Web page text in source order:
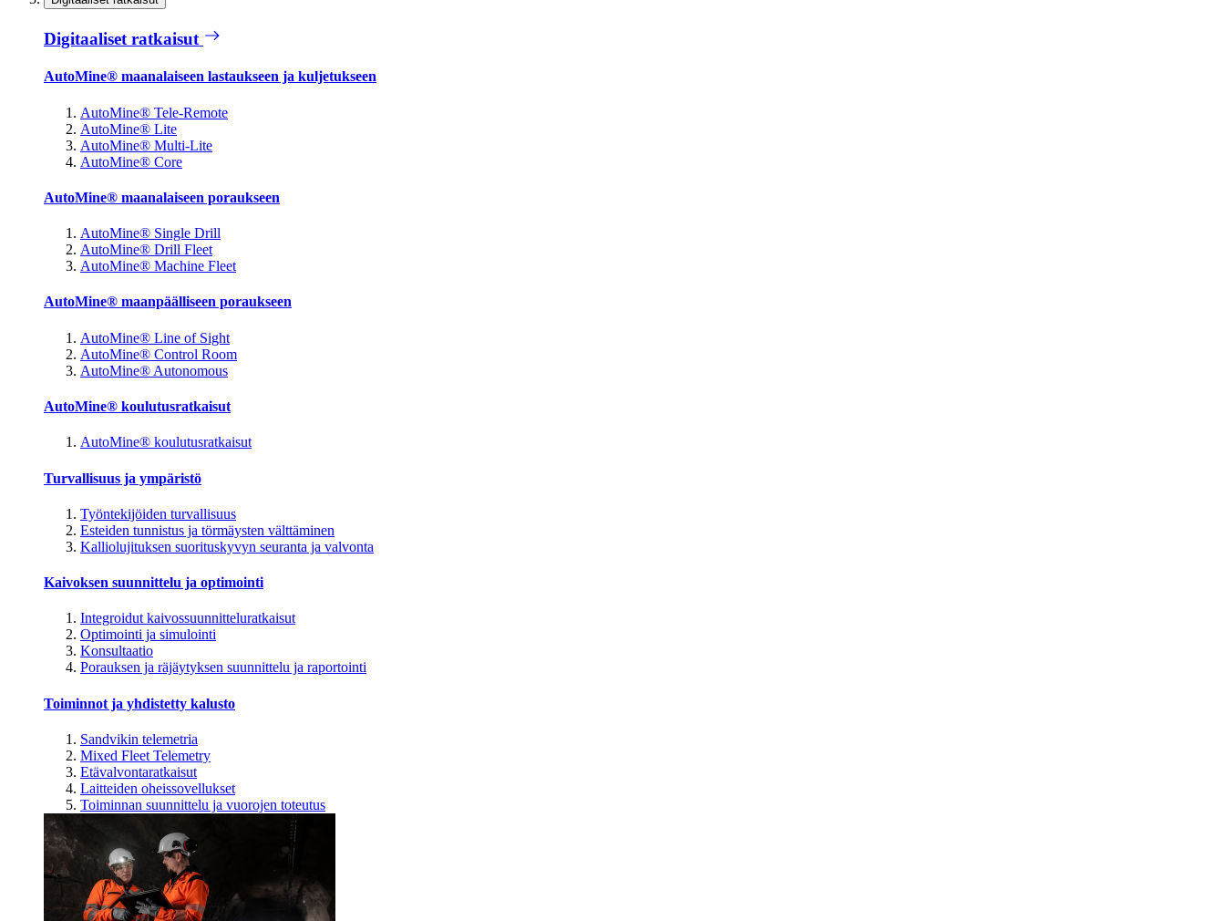
Digitaaliset ratkaisut
AutoMine® maanalaiseen lastaukseen ja kuljetukseen
AutoMine® Tele-Remote
AutoMine® Lite
AutoMine® Multi-Lite
AutoMine® Core
AutoMine® maanalaiseen poraukseen
AutoMine® Single Drill
AutoMine® Drill Fleet
AutoMine® Machine Fleet
AutoMine® maanpäälliseen poraukseen
AutoMine® Line of Sight
AutoMine® Control Room
AutoMine® Autonomous
AutoMine® koulutusratkaisut
AutoMine® koulutusratkaisut
Turvallisuus ja ympäristö
Työntekijöiden turvallisuus
Esteiden tunnistus ja törmäysten välttäminen
Kalliolujituksen suorituskyvyn seuranta ja valvonta
Kaivoksen suunnittelu ja optimointi
Integroidut kaivossuunnitteluratkaisut
Optimointi ja simulointi
Konsultaatio
Porauksen ja räjäytyksen suunnittelu ja raportointi
Toiminnot ja yhdistetty kalusto
Sandvikin telemetria
Mixed Fleet Telemetry
Etävalvontaratkaisut
Laitteiden oheissovellukset
Toiminnan suunnittelu ja vuorojen toteutus